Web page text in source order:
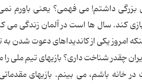
داشتم! مى فهمى؟ یعنى باورم
كند. سال ها است در آلمان زندگى مى
امروز یكى از كاندیداهاى دعوت
چقدر شناخت دارى؟ بازیهاى تیم ملى
خانه باشم، مى بینم. بازیهاى